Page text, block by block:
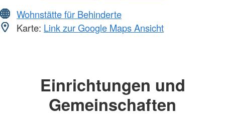
Wohnstätte für Behinderte
Karte: Link zur Google Maps Ansicht
Einrichtungen und
Gemeinschaften